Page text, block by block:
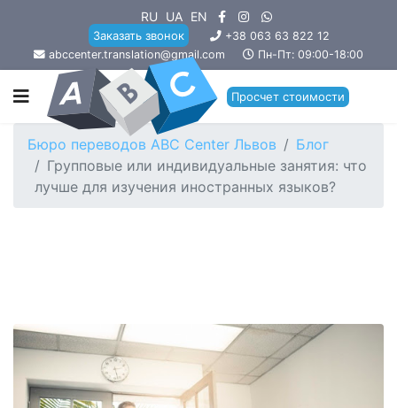
RU UA EN
Заказать звонок
+38 063 63 822 12
abccenter.translation@gmail.com
Пн-Пт: 09:00-18:00
Просчет стоимости
Бюро переводов ABC Center Львов
Блог
Групповые или индивидуальные занятия: что
лучше для изучения иностранных языков?